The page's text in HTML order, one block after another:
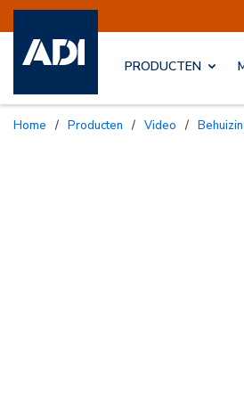
PRODUCTEN
Home / Producten / Video /